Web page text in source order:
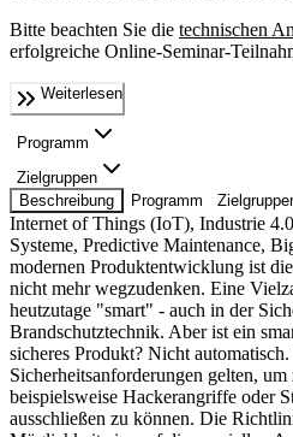
Bitte beachten Sie die technischen
erfolgreiche Online-Seminar-
Weiterlesen
Programm
Zielgruppen
Beschreibung
Programm
Internet of Things (IoT), Industrie
Systeme, Predictive Maintenance,
modernen Produktentwicklung ist
nicht mehr wegzudenken. Eine
heutzutage "smart" - auch in der
Brandschutztechnik. Aber ist ein
sicheres Produkt? Nicht automatisch.
Sicherheitsanforderungen gelten,
beispielsweise Hackerangriffe oder
ausschließen zu können. Die